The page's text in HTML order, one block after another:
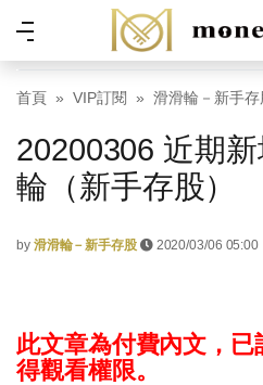
Skip to main content
功
表
首頁 VIP訂閱 滑滑輪－新手存
20200306 近期
輪（新手存股）
by 滑滑輪－新手存股 2020/03/06 05:00
此文章為付費內文，
得觀看權限。